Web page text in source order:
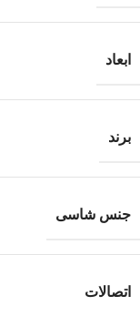
ابعاد
برند
جنس شاسی
اتصالات